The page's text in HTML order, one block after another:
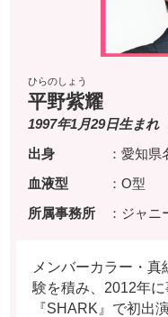
ひらのしょう
平野紫耀
1997年1月29日生まれ
出身
：愛知県
血液型
：O型
所属事務所
：ジャ
メンバーカラー・
験を積み、2012年
『SHARK』で初出